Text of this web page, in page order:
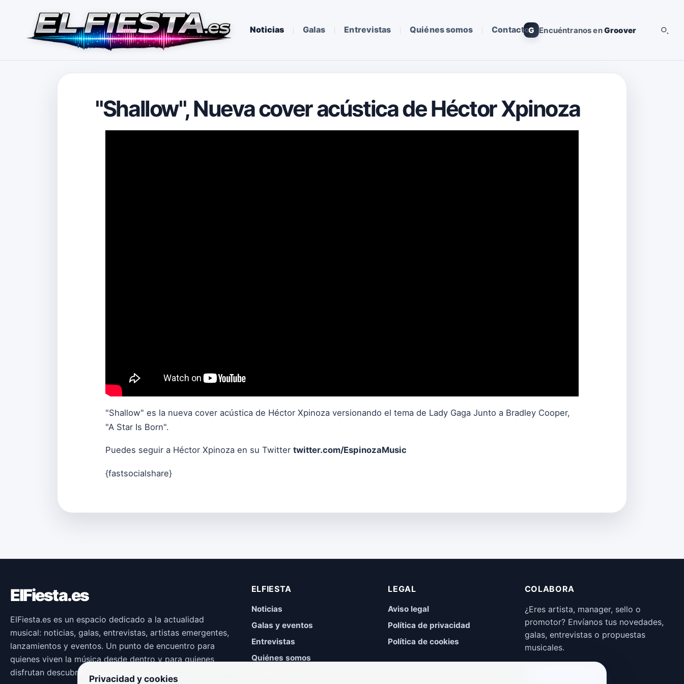
Noticias Galas Entrevistas Quiénes somos ContactoG Encuéntranos enGroover
"Shallow", Nueva cover acústica de Héctor Xpinoza
"Shallow" es la nueva cover acústica de Héctor Xpinoza versionando el tema de Lady Gaga Junto a Bradley Cooper,
"A Star Is Born".
Puedes seguir a Héctor Xpinoza en su Twitter twitter.com/EspinozaMusic
{fastsocialshare}
ElFiesta.es
ElFiesta.es es un espacio dedicado a la actualidad
musical: noticias, galas, entrevistas, artistas emergentes,
lanzamientos y eventos. Un punto de encuentro para
quienes viven la música desde dentro y para quienes
disfrutan descubriendo nuevas propuestas.
ELFIESTA
Noticias
Galas y eventos
Entrevistas
Quiénes somos
LEGAL
Aviso legal
Política de privacidad
Política de cookies
COLABORA
¿Eres artista, manager, sello o
promotor? Envíanos tus novedades,
galas, entrevistas o propuestas
musicales.
Privacidad y cookies